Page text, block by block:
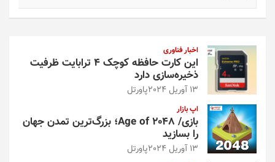
اخبار فناوری
این کارت حافظه کوچک ۴ ترابایت ظرفیت
ذخیره‌سازی دارد
13 آوریل 2024 پاورتل
اپ بازار
بازی/ Age of 2048؛ بزرگ‌ترین تمدن جهان
را بسازید
13 آوریل 2024 پاورتل